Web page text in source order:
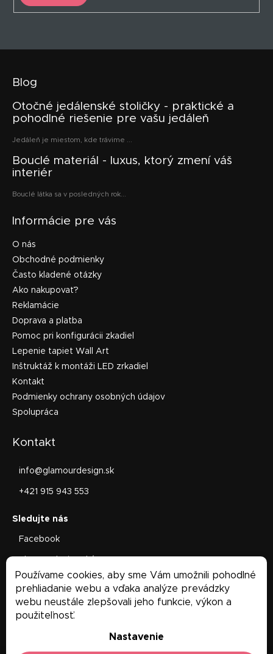
Používame cookies, aby sme Vám umožnili pohodlné
prehliadanie webu a vďaka analýze prevádzky
webu neustále zlepšovali jeho funkcie, výkon a
použiteľnosť.
Nastavenie
Blog
Otočné jedálenské stoličky - praktické a
pohodlné riešenie pre vašu jedáleň
Jedáleň je miestom, kde trávime ...
Bouclé materiál - luxus, ktorý zmení váš
interiér
Bouclé látka sa v posledných rok...
Informácie pre vás
O nás
Obchodné podmienky
Často kladené otázky
Ako nakupovať?
Reklamácie
Doprava a platba
Pomoc pri konfigurácii zkadiel
Lepenie tapiet Wall Art
Inštruktáž k montáži LED zrkadiel
Kontakt
Podmienky ochrany osobných údajov
Spolupráca
Kontakt
info@glamourdesign.sk
+421 915 943 553
Facebook
Facebook